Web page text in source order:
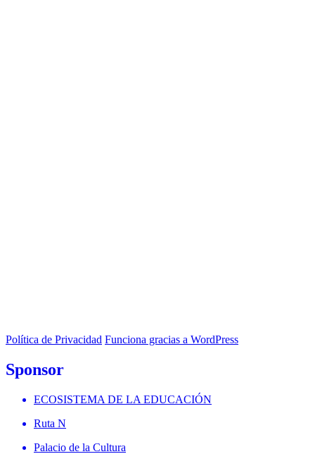
Política de Privacidad Funciona gracias a WordPress
Sponsor
ECOSISTEMA DE LA EDUCACIÓN
Ruta N
Palacio de la Cultura